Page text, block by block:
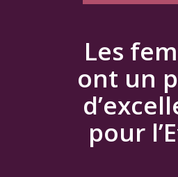
Les
ont un
pour